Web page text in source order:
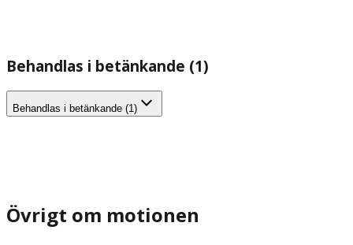
Behandlas i betänkande (1)
Behandlas i betänkande (1)
Övrigt om motionen